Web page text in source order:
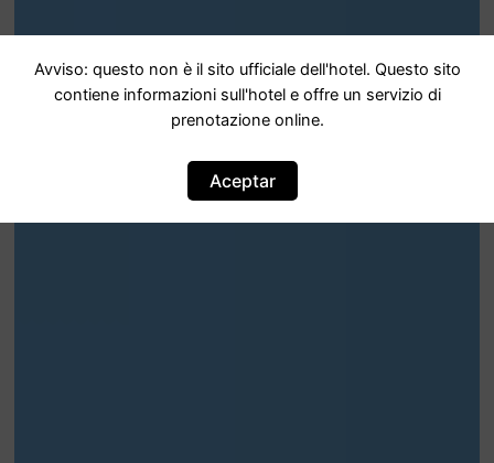
Avviso: questo non è il sito ufficiale dell'hotel. Questo sito
contiene informazioni sull'hotel e offre un servizio di
prenotazione online.
Aceptar